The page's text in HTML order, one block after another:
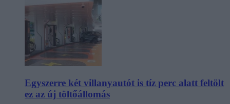
Egyszerre két villanyautót is tíz perc alatt feltölt
ez az új töltőállomás